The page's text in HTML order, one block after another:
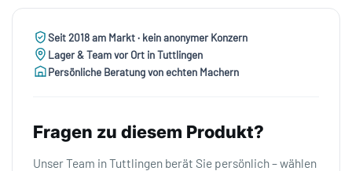
Seit 2018 am Markt · kein anonymer Konzern
Lager & Team vor Ort in Tuttlingen
Persönliche Beratung von echten Machern
Fragen zu diesem Produkt?
Unser Team in Tuttlingen berät Sie persönlich – wählen